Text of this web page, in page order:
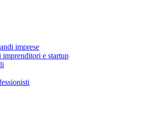
imprese
imprenditori e startup